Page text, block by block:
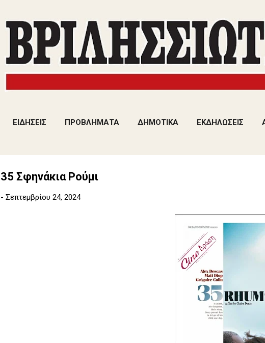
ΕΙΔΗΣΕΙΣ ΠΡΟΒΛΗΜΑΤΑ ΔΗΜΟΤΙΚΑ ΕΚΔΗΛΩΣΕΙΣ
35 Σφηνάκια Ρούμι
- Σεπτεμβρίου 24, 2024